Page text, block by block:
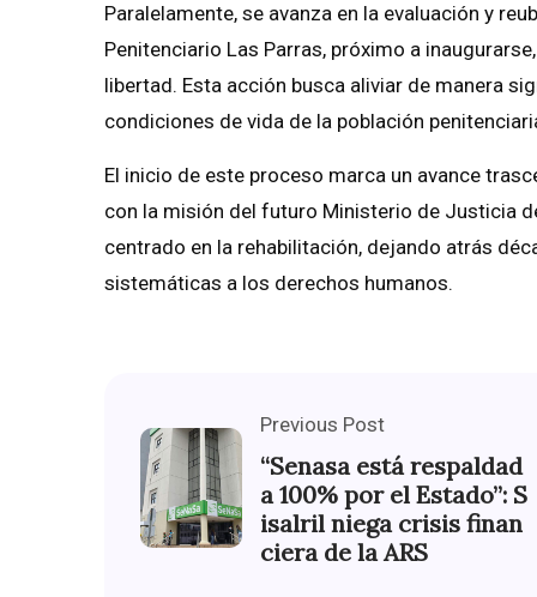
Paralelamente, se avanza en la evaluación y
Penitenciario Las Parras, próximo a
libertad. Esta acción busca aliviar de manera
condiciones de vida de la población
El inicio de este proceso marca un avance
con la misión del futuro Ministerio de Justicia
centrado en la rehabilitación, dejando atrás
sistemáticas a los derechos humanos.
Previous Post
“Senasa está respaldad
a 100% por el Estado”: S
isalril niega crisis finan
ciera de la ARS